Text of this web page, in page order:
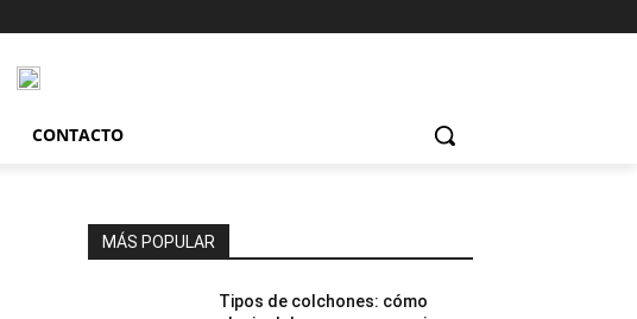
CONTACTO
MÁS POPULAR
Tipos de colchones: cómo